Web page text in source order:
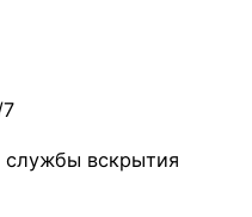
службы вскрытия